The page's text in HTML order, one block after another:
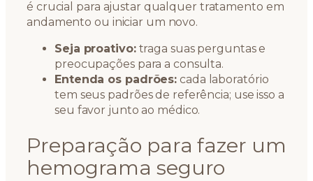
é crucial para ajustar qualquer tratamento em
andamento ou iniciar um novo.
Seja proativo:traga suas perguntas e
preocupações para a consulta.
Entenda os padrões: cada laboratório
tem seus padrões de referência; use isso a
seu favor junto ao médico.
Preparação para fazer um
hemograma seguro